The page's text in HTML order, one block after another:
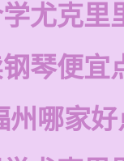
尤克里
琴便宜
州哪家好